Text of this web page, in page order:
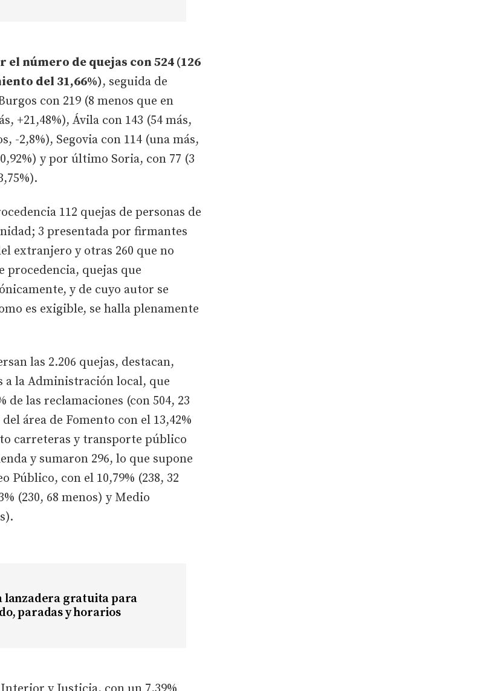
el número de quejas con 524 (126
del 31,66%), seguida de
con 219 (8 menos que en
+21,48%), Ávila con 143 (54 más,
-2,8%), Segovia con 114 (una más,
y por último Soria, con 77 (3
112 quejas de personas de
3 presentada por firmantes
extranjero y otras 260 que no
quejas que
y de cuyo autor se
es exigible, se halla plenamente
las 2.206 quejas, destacan,
a la Administración local, que
de las reclamaciones (con 504, 23
área de Fomento con el 13,42%
carreteras y transporte público
y sumaron 296, lo que supone
Público, con el 10,79% (238, 32
(230, 68 menos) y Medio
lanzadera gratuita para
paradas y horarios